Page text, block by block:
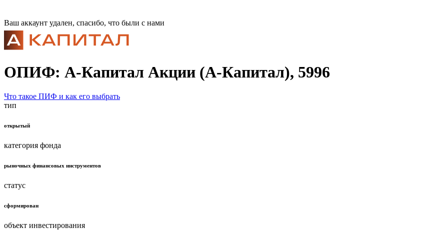
Ваш аккаунт удален, спасибо, что были с нами
ОПИФ: А-Капитал Акции (А-Капитал), 5996
Что такое ПИФ и как его выбрать
тип
открытый
категория фонда
рыночных финансовых инструментов
статус
сформирован
объект инвестирования